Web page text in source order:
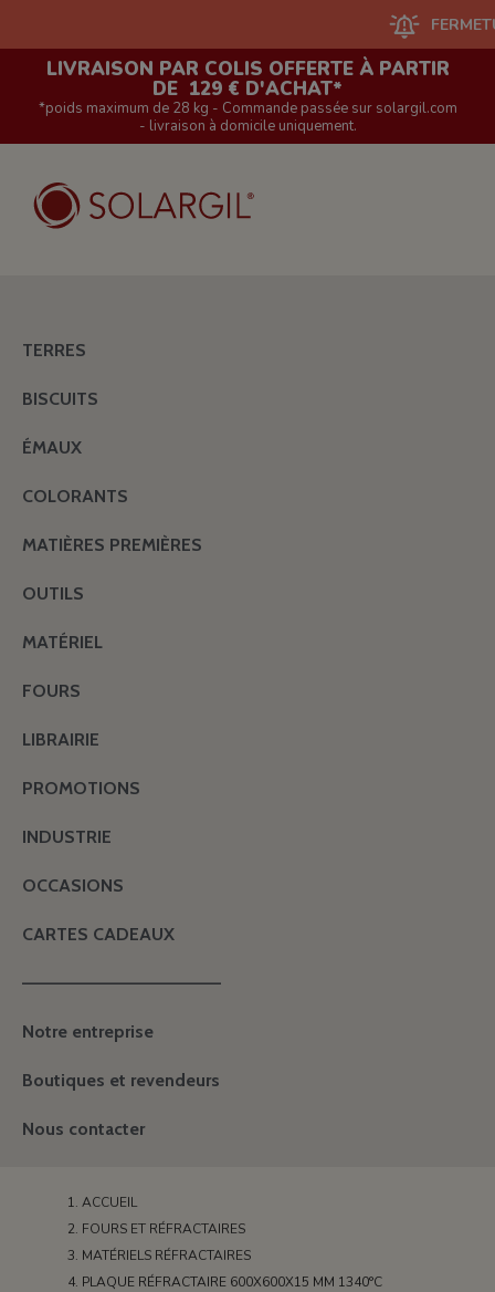
FERMETURE
LIVRAISON PAR COLIS OFFERTE À PARTIR
DE 129 € D'ACHAT*
*poids maximum de 28 kg - Commande passée sur solargil.com
- livraison à domicile uniquement.
TERRES
BISCUITS
ÉMAUX
COLORANTS
MATIÈRES PREMIÈRES
OUTILS
MATÉRIEL
FOURS
LIBRAIRIE
PROMOTIONS
INDUSTRIE
OCCASIONS
CARTES CADEAUX
———————————————
Notre entreprise
Boutiques et revendeurs
Nous contacter
ACCUEIL
FOURS ET RÉFRACTAIRES
MATÉRIELS RÉFRACTAIRES
PLAQUE RÉFRACTAIRE 600X600X15 MM 1340°C